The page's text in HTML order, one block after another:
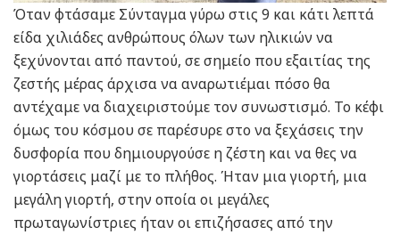
Όταν φτάσαμε Σύνταγμα γύρω στις 9 και κάτι λεπτά
είδα χιλιάδες ανθρώπους όλων των ηλικιών να
ξεχύνονται από παντού, σε σημείο που εξαιτίας της
ζεστής μέρας άρχισα να αναρωτιέμαι πόσο θα
αντέχαμε να διαχειριστούμε τον συνωστισμό. Το κέφι
όμως του κόσμου σε παρέσυρε στο να ξεχάσεις την
δυσφορία που δημιουργούσε η ζέστη και να θες να
γιορτάσεις μαζί με το πλήθος. Ήταν μια γιορτή, μια
μεγάλη γιορτή, στην οποία οι μεγάλες
πρωταγωνίστριες ήταν οι επιζήσασες από την